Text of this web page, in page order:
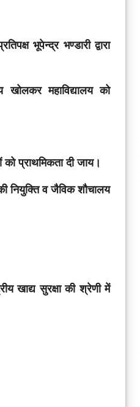
भूपेन्द्र भण्डारी द्वारा
खोलकर महाविद्यालय को
प्राथमिकता दी जाय।
नियुक्ति व जैविक शौचालय
खाद्य सुरक्षा की श्रेणी में